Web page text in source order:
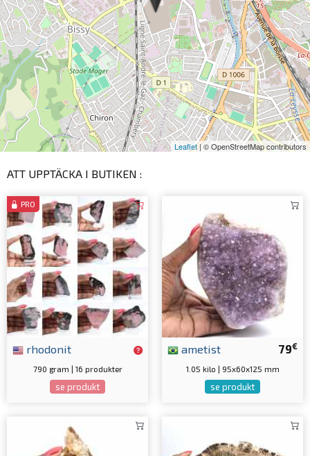
Leaflet| © OpenStreetMap contributors
ATT UPPTÄCKA I BUTIKEN :
PRO
rhodonit
790 gram | 16 produkter
se produkt
79€
ametist
1.05 kilo | 95x60x125 mm
se produkt